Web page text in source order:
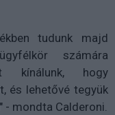
tudunk majd
számára
kínálunk, hogy
és lehetővé tegyük
- mondta Calderoni.